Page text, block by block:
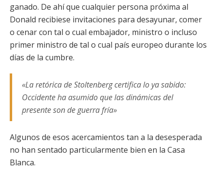
ganado. De ahí que cualquier persona próxima al
Donald recibiese invitaciones para desayunar, comer
o cenar con tal o cual embajador, ministro o incluso
primer ministro de tal o cual país europeo durante los
días de la cumbre.
«La retórica de Stoltenberg certifica lo ya sabido:
Occidente ha asumido que las dinámicas del
presente son de guerra fría»
Algunos de esos acercamientos tan a la desesperada
no han sentado particularmente bien en la Casa
Blanca.